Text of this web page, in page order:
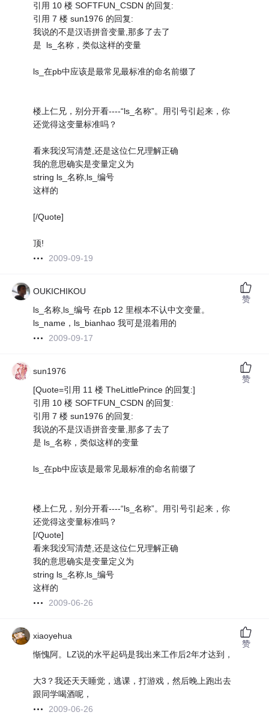
引用 10 楼 SOFTFUN_CSDN 的回复:
引用 7 楼 sun1976 的回复:
我说的不是汉语拼音变量,那多了去了
是 ls_名称，类似这样的变量
ls_在pb中应该是最常见最标准的命名前缀了
楼上仁兄，别分开看----“ls_名称”。用引号引起来，你
还觉得这变量标准吗？
看来我没写清楚,还是这位仁兄理解正确
我的意思确实是变量定义为
string ls_名称,ls_编号
这样的
[/Quote]
顶!
2009-09-19
OUKICHIKOU
ls_名称,ls_编号 在pb 12 里根本不认中文变量。
ls_name，ls_bianhao 我可是混着用的
2009-09-17
赞
sun1976
[Quote=引用 11 楼 TheLittlePrince 的回复:]
引用 10 楼 SOFTFUN_CSDN 的回复:
引用 7 楼 sun1976 的回复:
我说的不是汉语拼音变量,那多了去了
是 ls_名称，类似这样的变量
ls_在pb中应该是最常见最标准的命名前缀了
楼上仁兄，别分开看----“ls_名称”。用引号引起来，你
还觉得这变量标准吗？
[/Quote]
看来我没写清楚,还是这位仁兄理解正确
我的意思确实是变量定义为
string ls_名称,ls_编号
这样的
2009-06-26
赞
xiaoyehua
惭愧阿。LZ说的水平起码是我出来工作后2年才达到，
大3？我还天天睡觉，逃课，打游戏，然后晚上跑出去
跟同学喝酒呢，
2009-06-26
赞